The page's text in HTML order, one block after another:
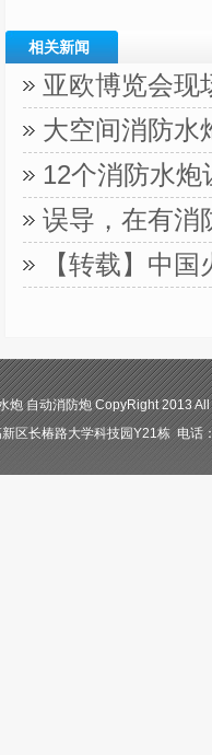
相关新闻
亚欧博览会现
大空间消防水
12个消防水
误导，在有消
【转载】中
炮 自动消防炮 CopyRight 2013
新区长椿路大学科技园Y21栋 电